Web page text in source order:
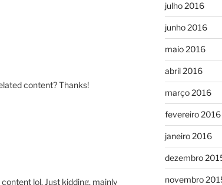
content? Thanks!
lol. Just kidding, mainly
julho 2016
junho 2016
maio 2016
abril 2016
março 2016
fevereiro 2016
janeiro 2016
dezembro
novembro